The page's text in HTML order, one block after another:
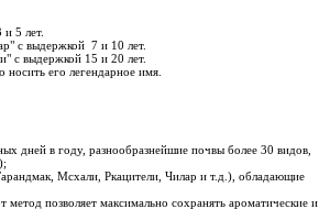
5 лет.
с выдержкой 7 и 10 лет.
с выдержкой 15 и 20 лет.
его легендарное имя.
дней в году, разнообразнейшие почвы более 30 видов,
Мсхали, Ркацители, Чилар и т.д.), обладающие
позволяет максимально сохранять ароматические и